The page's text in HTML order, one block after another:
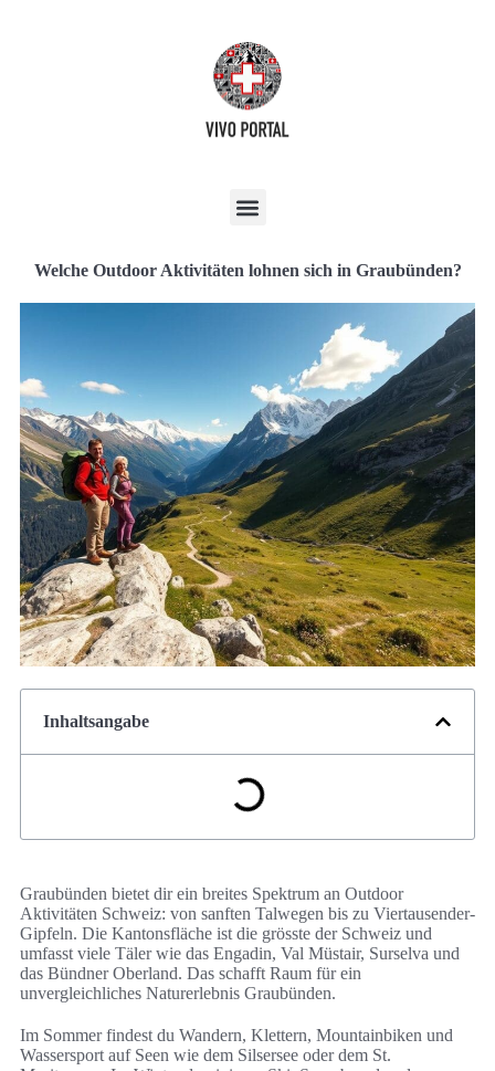
Welche Outdoor Aktivitäten lohnen sich in Graubünden?
Inhaltsangabe
Graubünden bietet dir ein breites Spektrum an Outdoor
Aktivitäten Schweiz: von sanften Talwegen bis zu Viertausender-
Gipfeln. Die Kantonsfläche ist die grösste der Schweiz und
umfasst viele Täler wie das Engadin, Val Müstair, Surselva und
das Bündner Oberland. Das schafft Raum für ein
unvergleichliches Naturerlebnis Graubünden.
Im Sommer findest du Wandern, Klettern, Mountainbiken und
Wassersport auf Seen wie dem Silsersee oder dem St.